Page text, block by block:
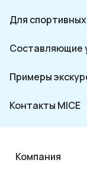
Для спортивных
Составляющие
Примеры
Контакты MICE
Компания